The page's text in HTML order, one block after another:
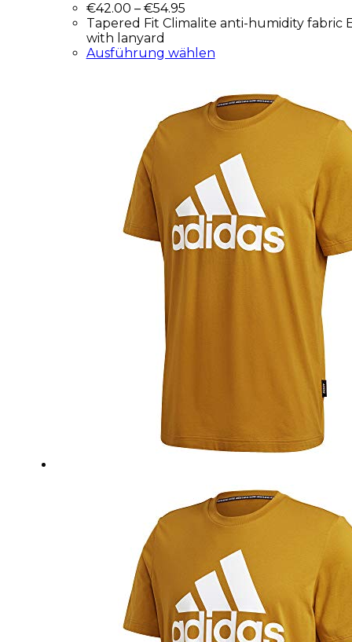
€42.00 – €54.95
Tapered Fit Climalite anti-humidity fabric
with lanyard
Ausführung wählen